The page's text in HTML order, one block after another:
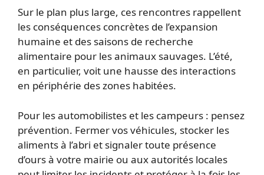
Sur le plan plus large, ces rencontres rappellent
les conséquences concrètes de l’expansion
humaine et des saisons de recherche
alimentaire pour les animaux sauvages. L’été,
en particulier, voit une hausse des interactions
en périphérie des zones habitées.
Pour les automobilistes et les campeurs : pensez
prévention. Fermer vos véhicules, stocker les
aliments à l’abri et signaler toute présence
d’ours à votre mairie ou aux autorités locales